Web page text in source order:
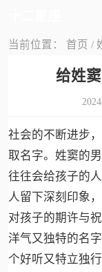
当前位置： 首页 /
给姓
社会的不断进步
取名字。姓窦的
往往会给孩子的
人留下深刻印象
对孩子的期许与
洋气又独特的名
个好听又特立独